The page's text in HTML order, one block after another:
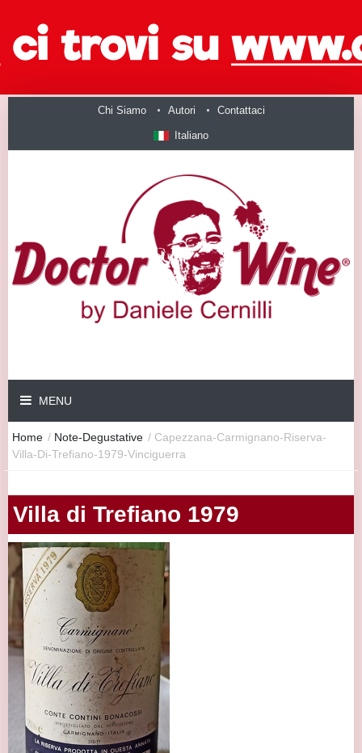
Chi Siamo Autori Contattaci
Italiano
MENU
Home / Note-Degustative / Capezzana-Carmignano-Riserva-
Villa-Di-Trefiano-1979-Vinciguerra
Villa di Trefiano 1979